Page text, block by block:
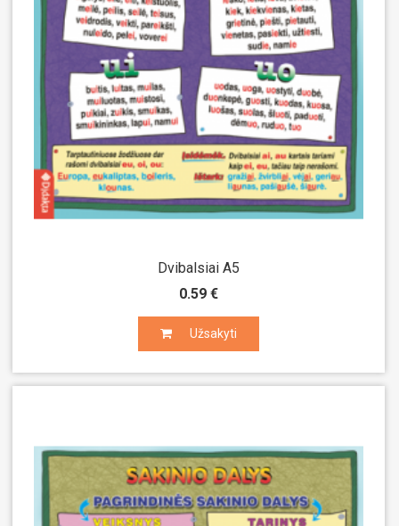
Dvibalsiai A5
0.59 €
Užsakyti
Užsakyti